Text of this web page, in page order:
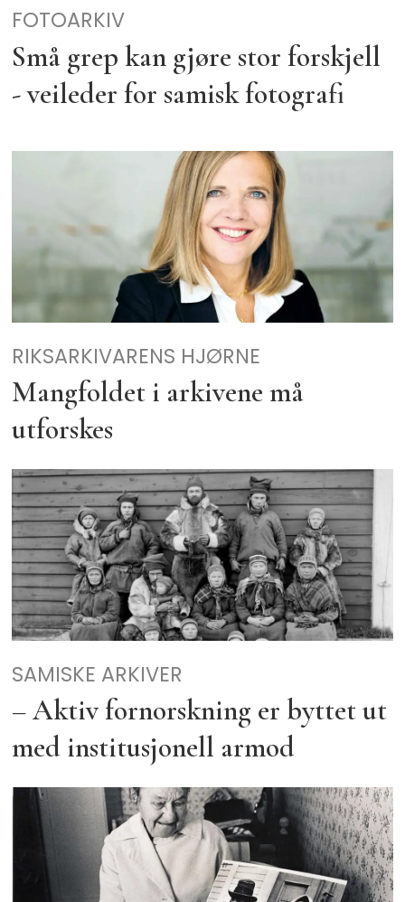
FOTOARKIV
Små grep kan gjøre stor forskjell
- veileder for samisk fotografi
RIKSARKIVARENS HJØRNE
Mangfoldet i arkivene må
utforskes
SAMISKE ARKIVER
– Aktiv fornorskning er byttet ut
med institusjonell armod